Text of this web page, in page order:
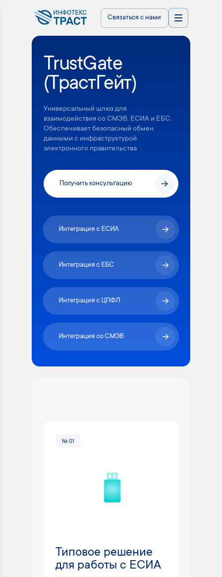
Связаться с нами
TrustGate
(ТрастГейт)
Универсальный шлюз для
взаимодействия со СМЭВ, ЕСИА и ЕБС.
Обеспечивает безопасный обмен
данными с инфраструктурой
электронного правительства
Получить консультацию
Интеграция с ЕСИА
Интеграция с ЕБС
Интеграция с ЦПФЛ
Интеграция со СМЭВ
№ 01
Типовое решение
для работы с ЕСИА